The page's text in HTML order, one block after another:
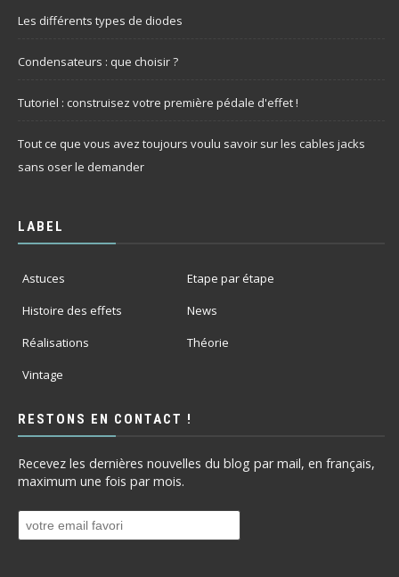
Les différents types de diodes
Condensateurs : que choisir ?
Tutoriel : construisez votre première pédale d'effet !
Tout ce que vous avez toujours voulu savoir sur les cables jacks
sans oser le demander
LABEL
Astuces
Etape par étape
Histoire des effets
News
Réalisations
Théorie
Vintage
RESTONS EN CONTACT !
Recevez les dernières nouvelles du blog par mail, en français,
maximum une fois par mois.